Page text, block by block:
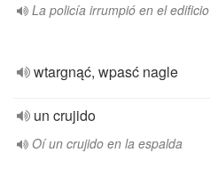
La policía irrumpió en el edificio
wtargnąć, wpasć nagle
un crujido
Oí un crujido en la espalda